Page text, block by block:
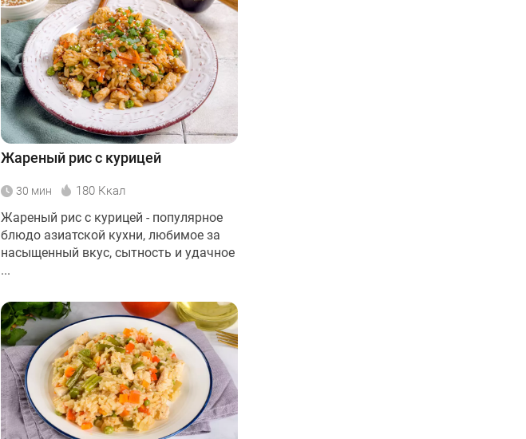
Жареный рис с курицей
30 мин 180 Ккал
Жареный рис с курицей - популярное
блюдо азиатской кухни, любимое за
насыщенный вкус, сытность и удачное
...